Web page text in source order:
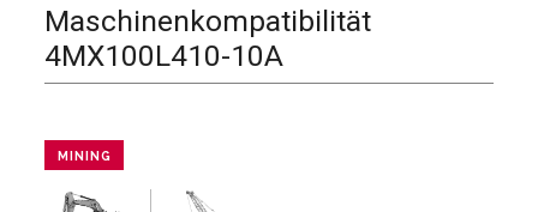
Maschinenkompatibilität
4MX100L410-10A
MINING